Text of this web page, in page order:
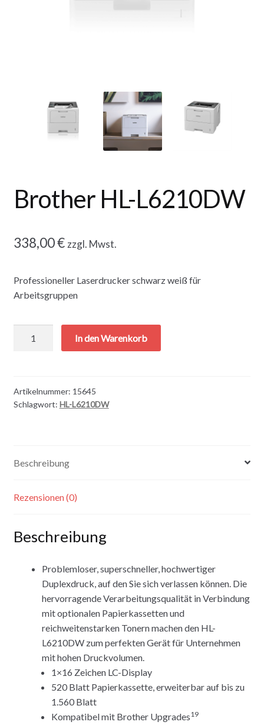
Brother HL-L6210DW
338,00€ zzgl. Mwst.
Professioneller Laserdrucker schwarz weiß für
Arbeitsgruppen
In den Warenkorb
Artikelnummer: 15645
Schlagwort: HL-L6210DW
Beschreibung
Rezensionen (0)
Beschreibung
Problemloser, superschneller, hochwertiger
Duplexdruck, auf den Sie sich verlassen können. Die
hervorragende Verarbeitungsqualität in Verbindung
mit optionalen Papierkassetten und
reichweitenstarken Tonern machen den HL-
L6210DW zum perfekten Gerät für Unternehmen
mit hohen Druckvolumen.
1×16 Zeichen LC-Display
520 Blatt Papierkassette, erweiterbar auf bis zu
1.560 Blatt
Kompatibel mit Brother Upgrades19